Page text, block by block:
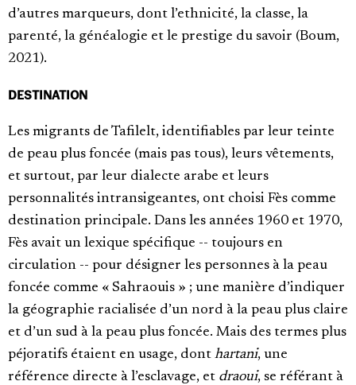
d’autres marqueurs, dont l’ethnicité, la classe, la
parenté, la généalogie et le prestige du savoir (Boum,
2021).
DESTINATION
Les migrants de Tafilelt, identifiables par leur teinte
de peau plus foncée (mais pas tous), leurs vêtements,
et surtout, par leur dialecte arabe et leurs
personnalités intransigeantes, ont choisi Fès comme
destination principale. Dans les années 1960 et 1970,
Fès avait un lexique spécifique -- toujours en
circulation -- pour désigner les personnes à la peau
foncée comme « Sahraouis » ; une manière d’indiquer
la géographie racialisée d’un nord à la peau plus claire
et d’un sud à la peau plus foncée. Mais des termes plus
péjoratifs étaient en usage, dont hartani, une
référence directe à l’esclavage, et draoui, se référant à